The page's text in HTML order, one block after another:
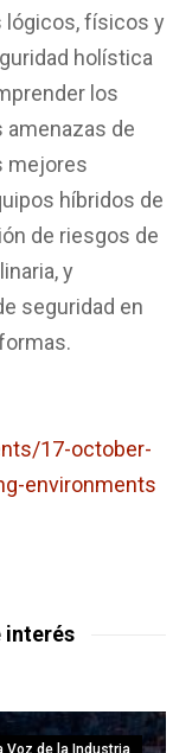
lógicos, físicos y
holística
los
de
mejores
híbridos de
de riesgos de
y
seguridad en
17-october-
environments
interés
Voz de la Industria